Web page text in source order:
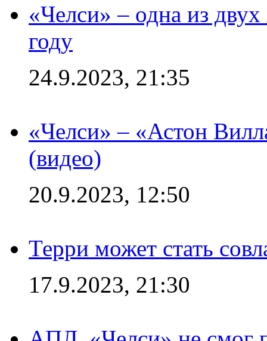
«Челси» – одна из
году
24.9.2023, 21:35
«Челси» – «Астон
(видео)
20.9.2023, 12:50
Терри может стать
17.9.2023, 21:30